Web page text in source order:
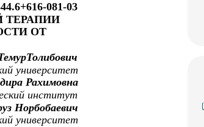
081-03
ТЕРАПИИ
ОТ
университет
Рахимовна
институт
Норбобаевич
университет